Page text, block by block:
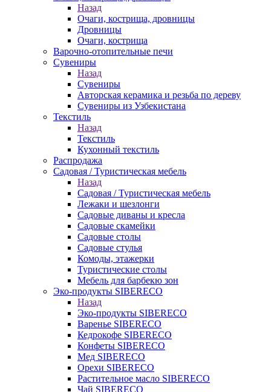
Назад
Очаги, кострища, дровницы
Дровницы
Очаги, кострища
Варочно-отопительные печи
Сувениры
Назад
Сувениры
Авторская керамика и резьба по дереву
Сувениры из Узбекистана
Текстиль
Назад
Текстиль
Кухонный текстиль
Распродажа
Садовая / Туристическая мебель
Назад
Садовая / Туристическая мебель
Лежаки и шезлонги
Садовые диваны и кресла
Садовые скамейки
Садовые столы
Садовые стулья
Комоды, этажерки
Туристические столы
Мебель для барбекю зон
Эко-продукты SIBERECO
Назад
Эко-продукты SIBERECO
Варенье SIBERECO
Кедрокофе SIBERECO
Конфеты SIBERECO
Мед SIBERECO
Орехи SIBERECO
Растительное масло SIBERECO
Чай SIBERECO